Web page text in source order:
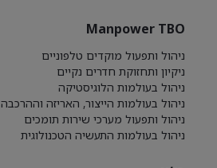
Manpower TBO
ניהול ותפעול מוקדים טלפוניים
ניקיון ותחזוקת חדרים נקיים
ניהול בעולמות הלוגיסטיקה
ניהול בעולמות הייצור, האריזה וההרכבה
ניהול ותפעול מערכי שירות תומכים
ניהול בעולמות התעשיה הטכנולוגית